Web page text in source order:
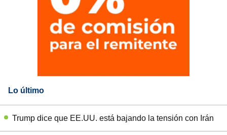
Lo último
Trump dice que EE.UU. está bajando la tensión con Irán